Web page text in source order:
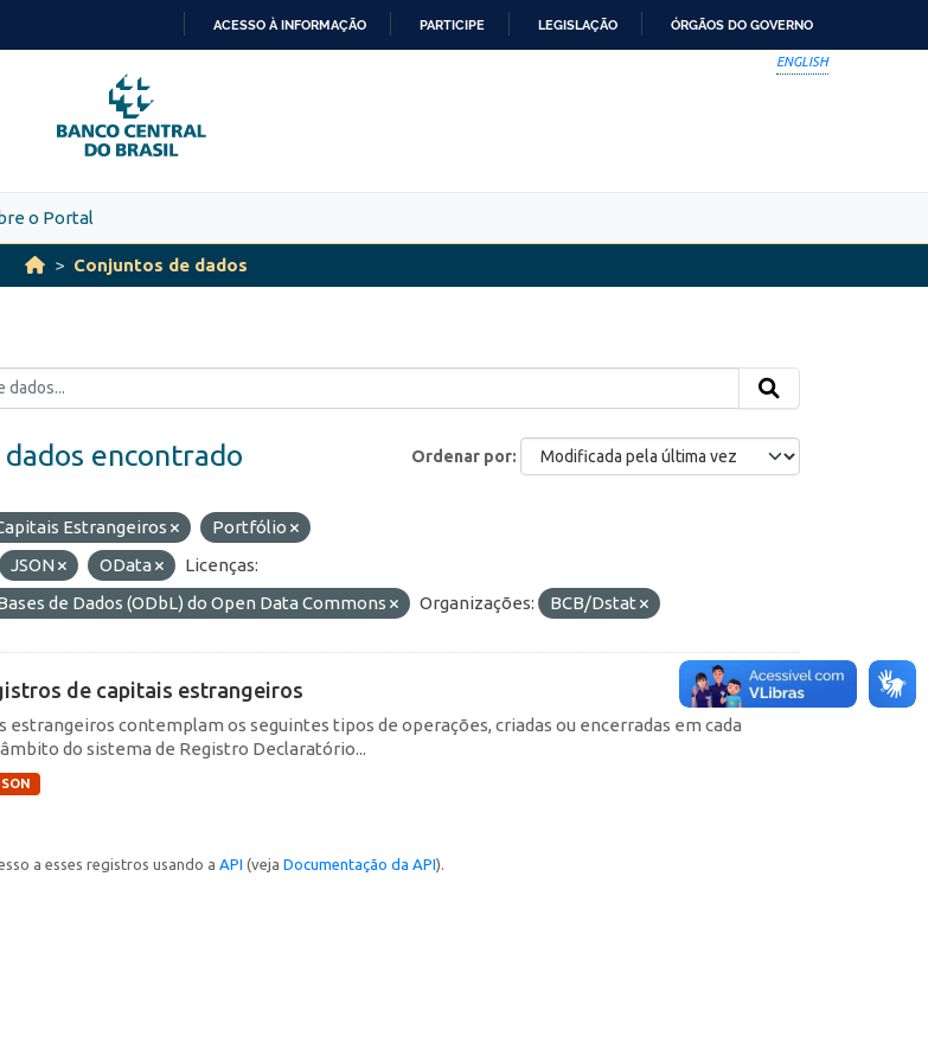
PARA
O
CONTEÚDO
ACESSO À INFORMAÇÃO PARTICIPE LEGISLAÇÃO ÓRGÃOS DO GOVERNO
ENGLISH
o Portal
Conjuntos de dados
Ordenar por
encontrado
Estrangeiros
Portfólio
JSON OData
Licenças:
de Dados (ODbL) do Open Data Commons
Organizações: BCB/Dstat
de capitais estrangeiros
estrangeiros contemplam os seguintes tipos de operações, criadas ou encerradas em cada
do sistema de Registro Declaratório...
a esses registros usando a API (veja Documentação da API).